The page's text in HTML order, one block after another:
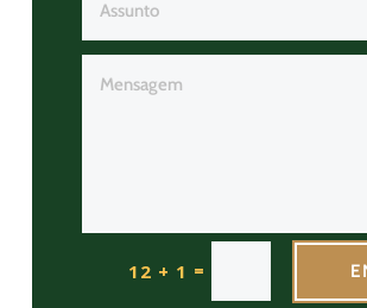
12 + 1 =